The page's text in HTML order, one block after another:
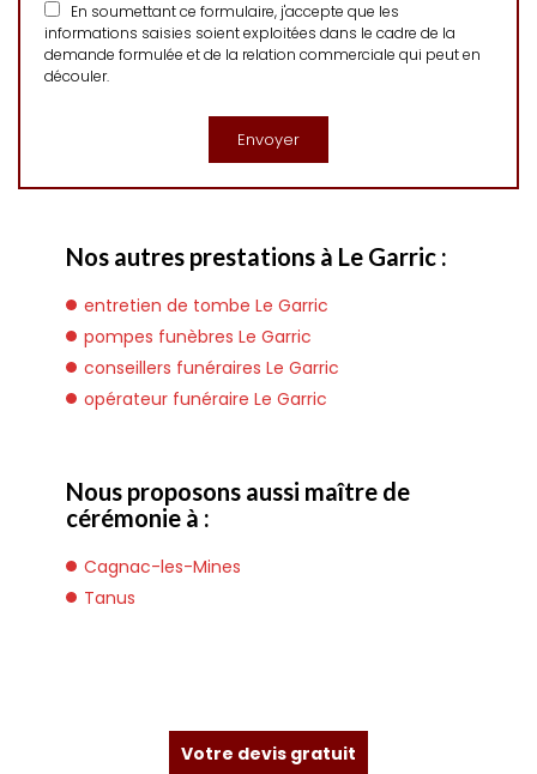
En soumettant ce formulaire, j'accepte que les
informations saisies soient exploitées dans le cadre de la
demande formulée et de la relation commerciale qui peut en
découler.
Nos autres prestations à Le Garric :
entretien de tombe Le Garric
pompes funèbres Le Garric
conseillers funéraires Le Garric
opérateur funéraire Le Garric
Nous proposons aussi maître de
cérémonie à :
Cagnac-les-Mines
Tanus
Votre devis gratuit